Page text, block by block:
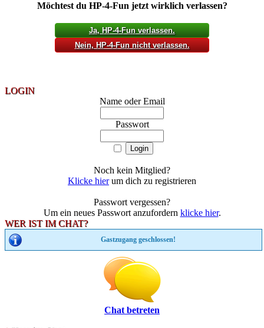
Möchtest du HP-4-Fun jetzt wirklich verlassen?
Ja, HP-4-Fun verlassen.
Nein, HP-4-Fun nicht verlassen.
LOGIN
Name oder Email
Passwort
Noch kein Mitglied?
Klicke hierum dich zu registrieren
Passwort vergessen?
Um ein neues Passwort anzufordern klicke hier.
WER IST IM CHAT?
Gastzugang geschlossen!
Chat betreten